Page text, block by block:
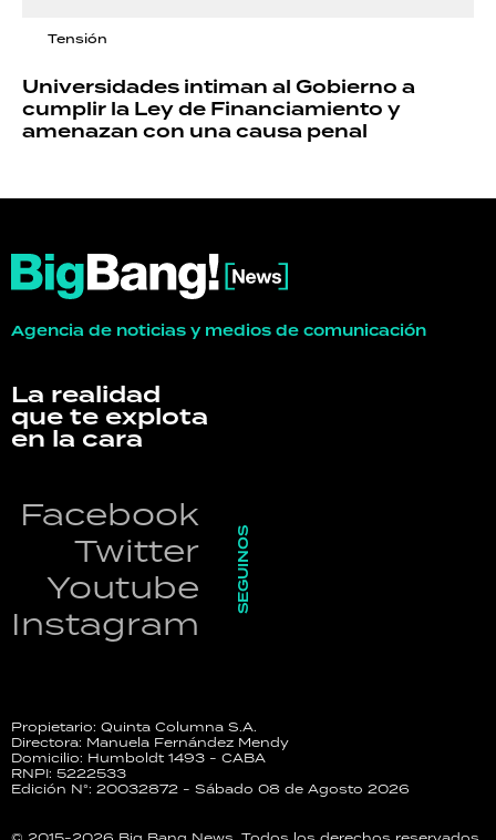
Tensión
Universidades intiman al Gobierno a
cumplir la Ley de Financiamiento y
amenazan con una causa penal
Agencia de noticias y medios de comunicación
La realidad
que te explota
en la cara
Facebook
Twitter
Youtube
Instagram
SEGUINOS
Propietario: Quinta Columna S.A.
Directora: Manuela Fernández Mendy
Domicilio: Humboldt 1493 - CABA
RNPI: 5222533
Edición N°: 20032872 - Sábado 08 de Agosto 2026